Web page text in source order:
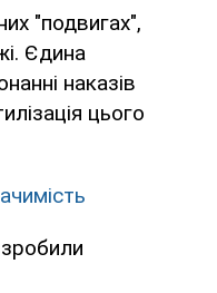
"подвигах",
Єдина
наказів
цього